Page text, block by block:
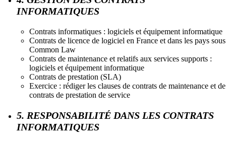
INFORMATIQUES
Contrats informatiques : logiciels et équipement informatique
Contrats de licence de logiciel en France et dans les pays sous
Common Law
Contrats de maintenance et relatifs aux services supports :
logiciels et équipement informatique
Contrats de prestation (SLA)
Exercice : rédiger les clauses de contrats de maintenance et de
contrats de prestation de service
5. RESPONSABILITÉ DANS LES CONTRATS
INFORMATIQUES